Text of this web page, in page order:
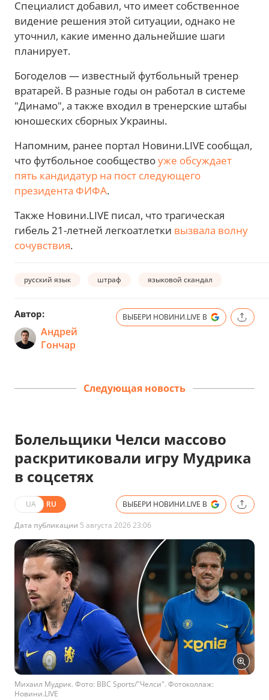
Специалист добавил, что имеет собственное
видение решения этой ситуации, однако не
уточнил, какие именно дальнейшие шаги
планирует.
Богоделов — известный футбольный тренер
вратарей. В разные годы он работал в системе
"Динамо", а также входил в тренерские штабы
юношеских сборных Украины.
Напомним, ранее портал Новини.LIVE сообщал,
что футбольное сообществоуже обсуждает
пять кандидатур на пост следующего
президента ФИФА.
Также Новини.LIVE писал, что трагическая
гибель 21-летней легкоатлетки вызвала волну
сочувствия.
русский язык штраф языковой скандал
Автор:
Андрей
Гончар
ВЫБЕРИ НОВИНИ.LIVE В
Следующая новость
Болельщики Челси массово
раскритиковали игру Мудрика
в соцсетях
UA RU ВЫБЕРИ НОВИНИ.LIVE В
Дата публикации 5 августа 2026 23:06
Михаил Мудрик. Фото: BBC Sports/"Челси". Фотоколлаж:
Новини.LIVE